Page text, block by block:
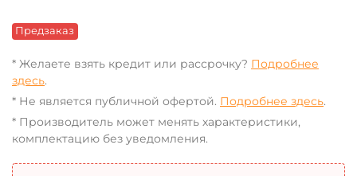
Предзаказ
* Желаете взять кредит или рассрочку? Подробнее
здесь.
* Не является публичной офертой. Подробнее здесь.
* Производитель может менять характеристики,
комплектацию без уведомления.